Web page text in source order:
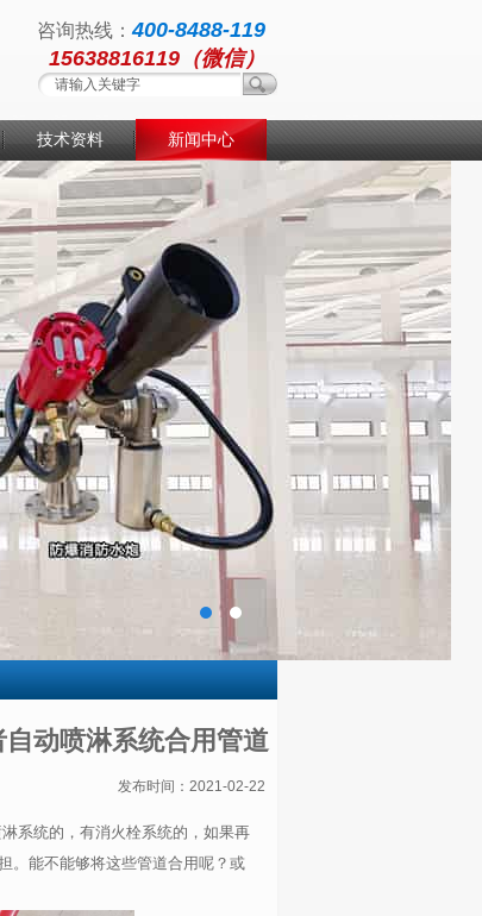
咨询热线：400-8488-119
15638816119（微信）
技术资料 新闻中心
动喷淋系统合用管道
发布时间：2021-02-22
系统的，有消火栓系统的，如果再
。能不能够将这些管道合用呢？或